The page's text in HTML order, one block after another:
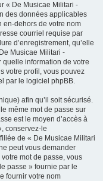
« De Musicae Militari -
des données applicables
en-dehors de votre nom
courriel requise par
d’enregistrement, qu’elle
Musicae Militari -
quelle information de votre
votre profil, vous pouvez
par le logiciel phpBB.
afin qu’il soit sécurisé.
même mot de passe sur
est le moyen d’accès à
conservez-le
de « De Musicae Militari
peut vous demander
mot de passe, vous
passe » fournie par le
fournir votre nom